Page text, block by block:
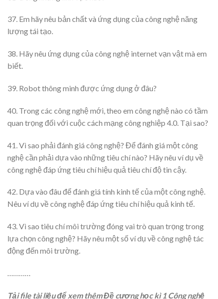
37. Em hãy nêu bản chất và ứng dụng của công nghệ năng
lượng tái tạo.
38. Hãy nêu ứng dụng của công nghệ internet vạn vật mà em
biết.
39. Robot thông minh được ứng dụng ở đâu?
40. Trong các công nghệ mới, theo em công nghệ nào có tầm
quan trọng đối với cuộc cách mạng công nghiệp 4.0. Tại sao?
41. Vì sao phải đánh giá công nghệ? Để đánh giá một công
nghệ cần phải dựa vào những tiêu chí nào? Hãy nêu ví dụ về
công nghệ đáp ứng tiêu chí hiệu quả tiêu chí độ tin cậy.
42. Dựa vào đâu để đánh giá tính kinh tế của một công nghệ.
Nêu ví dụ về công nghệ đáp ứng tiêu chí hiệu quả kinh tế.
43. Vì sao tiêu chí môi trường đóng vai trò quan trọng trong
lựa chọn công nghệ? Hãy nêu một số ví dụ về công nghệ tác
động đến môi trường.
…………
Tải file tài liệu để xem thêm Đề cương học kì 1 Công nghệ